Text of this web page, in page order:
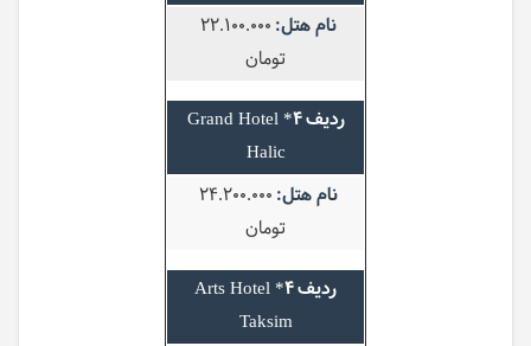
تومان
4* Grand Hotel
Halic
تومان
4* Arts Hotel
Taksim